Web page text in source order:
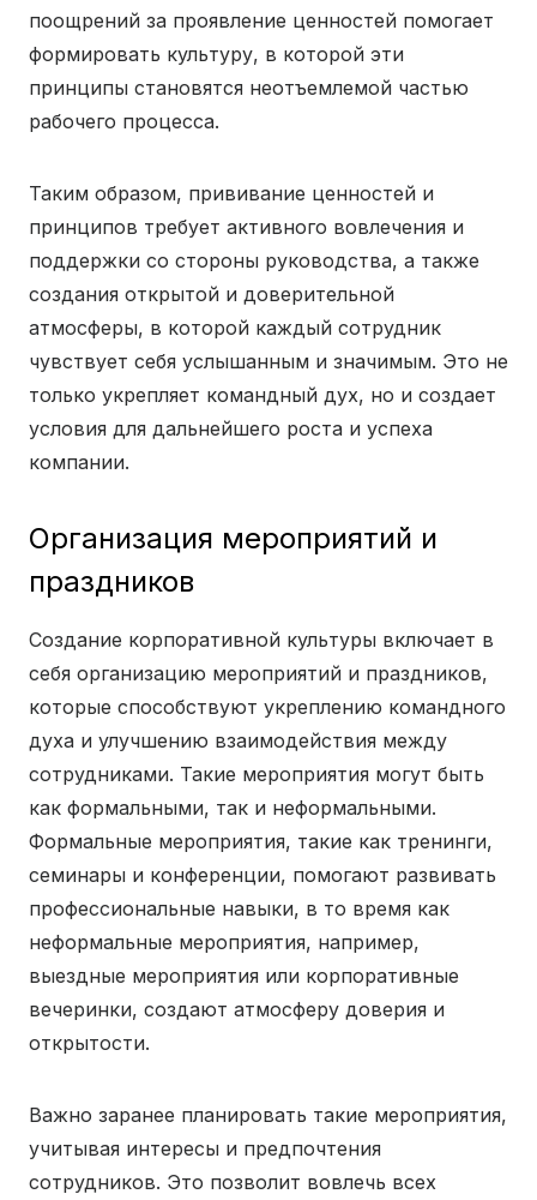
поощрений за проявление ценностей помогает
формировать культуру, в которой эти
принципы становятся неотъемлемой частью
рабочего процесса.
Таким образом, прививание ценностей и
принципов требует активного вовлечения и
поддержки со стороны руководства, а также
создания открытой и доверительной
атмосферы, в которой каждый сотрудник
чувствует себя услышанным и значимым. Это не
только укрепляет командный дух, но и создает
условия для дальнейшего роста и успеха
компании.
Организация мероприятий и
праздников
Создание корпоративной культуры включает в
себя организацию мероприятий и праздников,
которые способствуют укреплению командного
духа и улучшению взаимодействия между
сотрудниками. Такие мероприятия могут быть
как формальными, так и неформальными.
Формальные мероприятия, такие как тренинги,
семинары и конференции, помогают развивать
профессиональные навыки, в то время как
неформальные мероприятия, например,
выездные мероприятия или корпоративные
вечеринки, создают атмосферу доверия и
открытости.
Важно заранее планировать такие мероприятия,
учитывая интересы и предпочтения
сотрудников. Это позволит вовлечь всех